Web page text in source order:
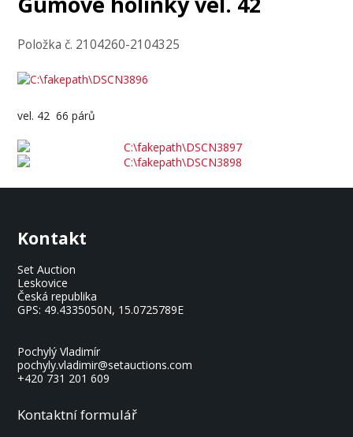
Položka č. 2104260-2104325
vel. 42 66 párů
Kontakt
Set Auction
Leskovice
Česká republika
GPS: 49.4335050N, 15.0725789E
Pochylý Vladimír
pochyly.vladimir@setauctions.com
+420 731 201 609
Kontaktní formulář